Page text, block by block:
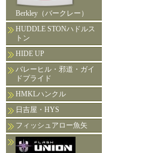
Berkley（バークレー）
HUDDLE STONハドルス
トン
HIDE UP
バレーヒル・邪道・ガイ
ドプライド
HMKLハンクル
日吉屋・HYS
フィッシュアロー魚矢